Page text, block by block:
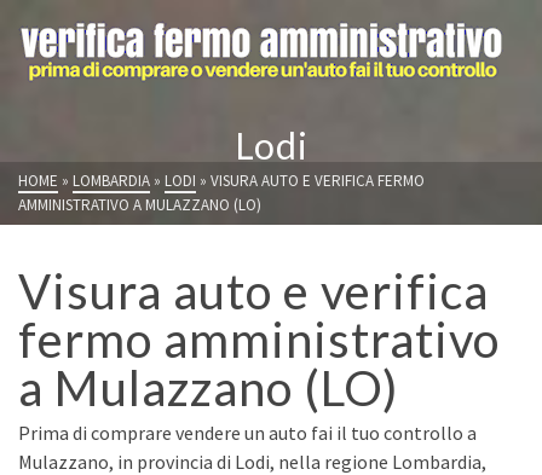
Lodi
HOME » LOMBARDIA » LODI » VISURA AUTO E VERIFICA FERMO
AMMINISTRATIVO A MULAZZANO (LO)
Visura auto e verifica
fermo amministrativo
a Mulazzano (LO)
Prima di comprare vendere un auto fai il tuo controllo a
Mulazzano, in provincia di Lodi, nella regione Lombardia,